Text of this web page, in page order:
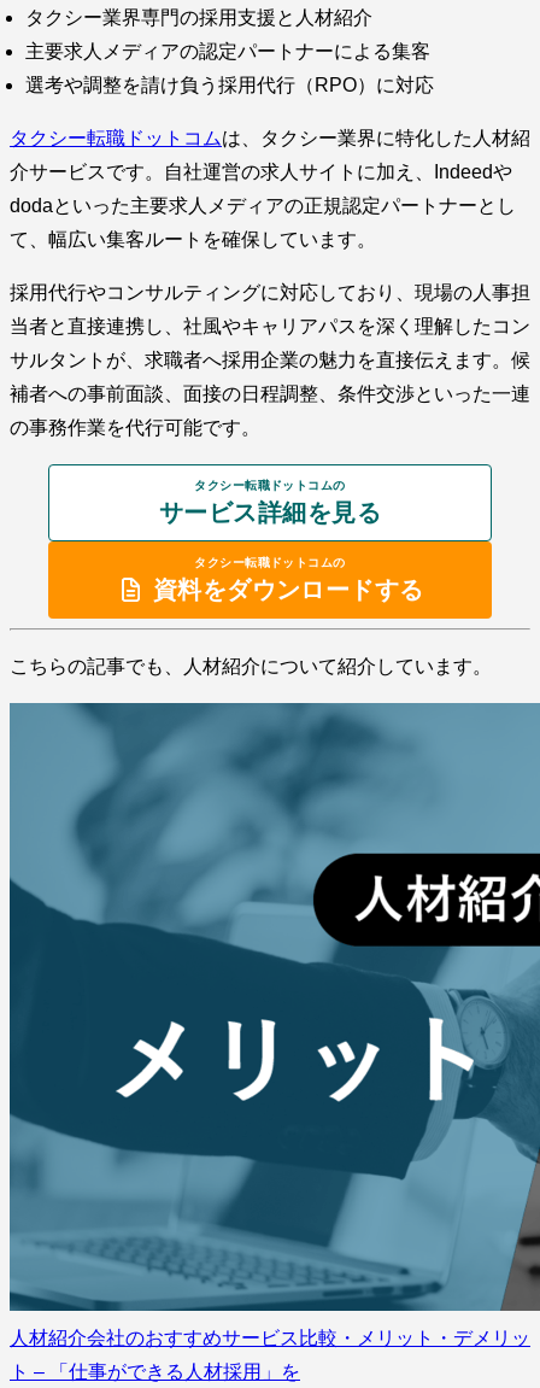
タクシー業界専門の採用支援と人材紹介
主要求人メディアの認定パートナーによる集客
選考や調整を請け負う採用代行（RPO）に対応
タクシー転職ドットコムは、タクシー業界に特化した人材紹
介サービスです。自社運営の求人サイトに加え、Indeedや
dodaといった主要求人メディアの正規認定パートナーとし
て、幅広い集客ルートを確保しています。
採用代行やコンサルティングに対応しており、現場の人事担
当者と直接連携し、社風やキャリアパスを深く理解したコン
サルタントが、求職者へ採用企業の魅力を直接伝えます。候
補者への事前面談、面接の日程調整、条件交渉といった一連
の事務作業を代行可能です。
タクシー転職ドットコムの
サービス詳細を見る
タクシー転職ドットコムの
資料をダウンロードする
こちらの記事でも、人材紹介について紹介しています。
人材紹介会社のおすすめサービス比較・メリット・デメリッ
ト – 「仕事ができる人材採用」を